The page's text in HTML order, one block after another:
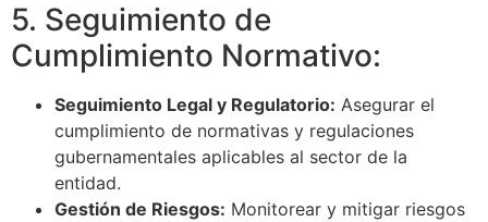
5. Seguimiento de
Cumplimiento Normativo:
Seguimiento Legal y Regulatorio: Asegurar el
cumplimiento de normativas y regulaciones
gubernamentales aplicables al sector de la
entidad.
Gestión de Riesgos: Monitorear y mitigar riesgos